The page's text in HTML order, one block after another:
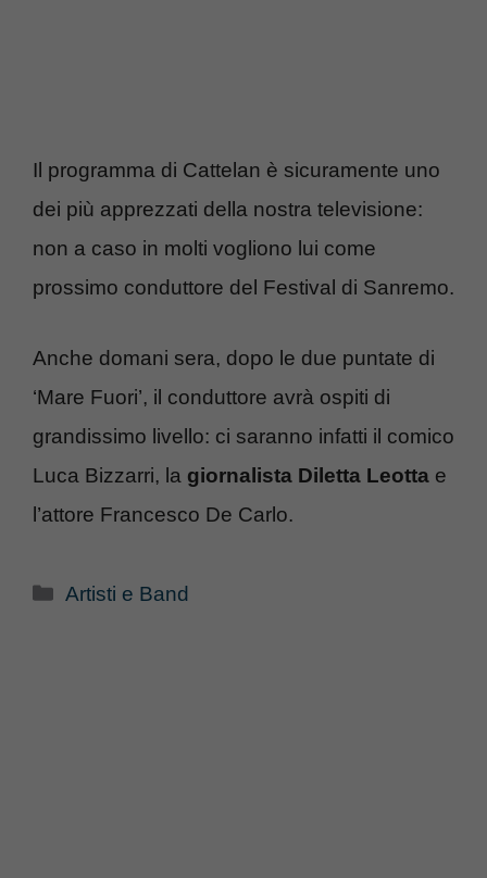
Il programma di Cattelan è sicuramente uno
dei più apprezzati della nostra televisione:
non a caso in molti vogliono lui come
prossimo conduttore del Festival di Sanremo.
Anche domani sera, dopo le due puntate di
‘Mare Fuori’, il conduttore avrà ospiti di
grandissimo livello: ci saranno infatti il comico
Luca Bizzarri, la giornalista Diletta Leotta e
l’attore Francesco De Carlo.
Categorie
Artisti e Band